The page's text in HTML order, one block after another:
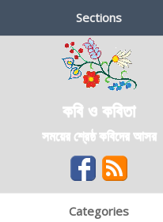
Sections
কবি ও কবিতা
সময়ের শ্রেষ্ঠ কবিদের আসর
Categories